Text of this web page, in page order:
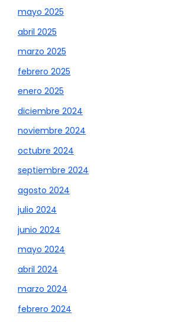
mayo 2025
abril 2025
marzo 2025
febrero 2025
enero 2025
diciembre 2024
noviembre 2024
octubre 2024
septiembre 2024
agosto 2024
julio 2024
junio 2024
mayo 2024
abril 2024
marzo 2024
febrero 2024